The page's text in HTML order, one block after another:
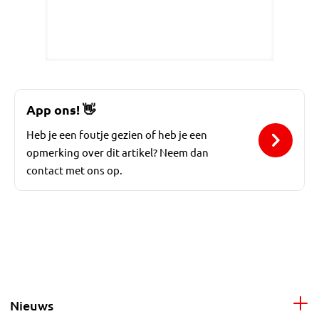
App ons!👋
Heb je een foutje gezien of heb je een
opmerking over dit artikel? Neem dan
contact met ons op.
Nieuws